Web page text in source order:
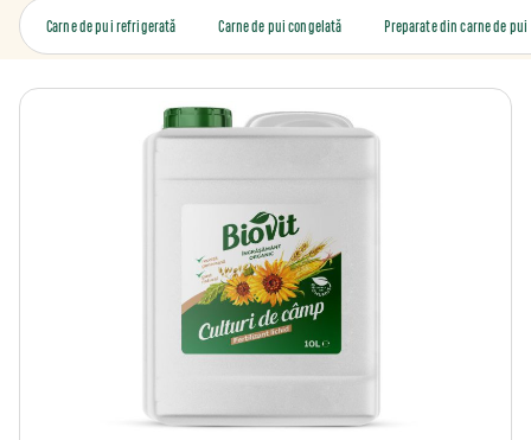
Carne de pui refrigerată Carne de pui congelată Preparate din carne de pui